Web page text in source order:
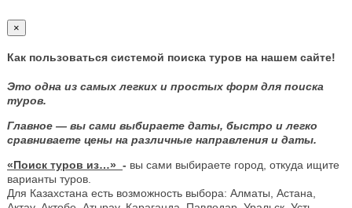
×
Как пользоваться системой поиска туров на нашем сайте!
Это одна из самых легких и простых форм для поиска
туров.
Главное — вы сами выбираете даты, быстро и легко
сравниваете цены на различные направления и даты.
«Поиск туров из…» - вы сами выбираете город, откуда ищите
варианты туров.
Для Казахстана есть возможность выбора: Алматы, Астана,